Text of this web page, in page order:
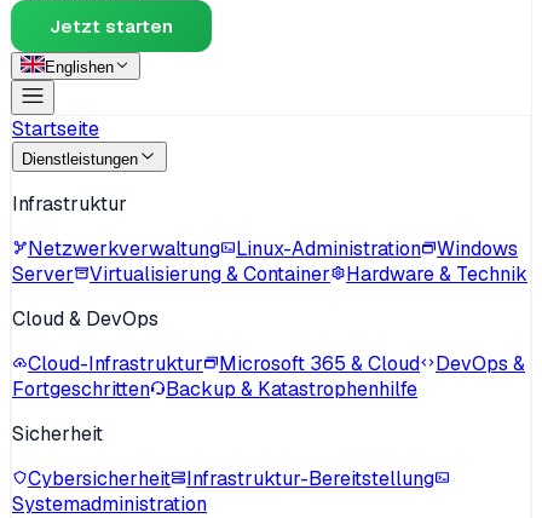
Jetzt starten
Englishen
Startseite
Dienstleistungen
Infrastruktur
Netzwerkverwaltung
Linux-Administration
Windows
Server
Virtualisierung & Container
Hardware & Technik
Cloud & DevOps
Cloud-Infrastruktur
Microsoft 365 & Cloud
DevOps &
Fortgeschritten
Backup & Katastrophenhilfe
Sicherheit
Cybersicherheit
Infrastruktur-Bereitstellung
Systemadministration